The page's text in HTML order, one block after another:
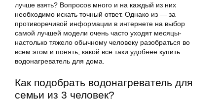
лучше взять? Вопросов много и на каждый из них
необходимо искать точный ответ. Однако из — за
противоречивой информации в интернете на выбор
самой лучшей модели очень часто уходят месяцы-
настолько тяжело обычному человеку разобраться во
всем этом и понять, какой все таки удобнее купить
водонагреватель для дома.
Как подобрать водонагреватель для
семьи из 3 человек?